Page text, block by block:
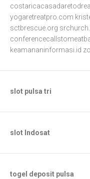
yogaretreatpro.com
sctbrescue.org
keamananinformasi.id
slot pulsa tri
slot Indosat
togel deposit pulsa